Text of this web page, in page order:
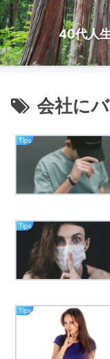
40代人
会社に
Tips
Tips
Tips